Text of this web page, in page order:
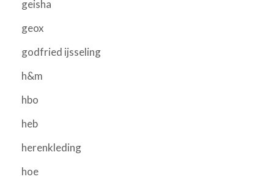
geisha
geox
godfried ijsseling
h&m
hbo
heb
herenkleding
hoe